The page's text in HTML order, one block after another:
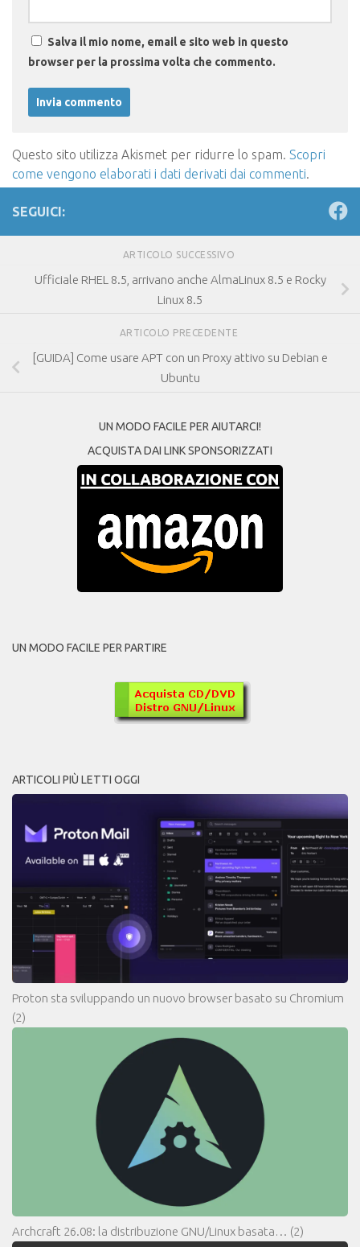
Salva il mio nome, email e sito web in questo
browser per la prossima volta che commento.
Questo sito utilizza Akismet per ridurre lo spam. Scopri
come vengono elaborati i dati derivati dai commenti.
SEGUICI:
ARTICOLO SUCCESSIVO
Ufficiale RHEL 8.5, arrivano anche AlmaLinux 8.5 e Rocky
Linux 8.5
ARTICOLO PRECEDENTE
[GUIDA] Come usare APT con un Proxy attivo su Debian e
Ubuntu
UN MODO FACILE PER AIUTARCI!
ACQUISTA DAI LINK SPONSORIZZATI
UN MODO FACILE PER PARTIRE
ARTICOLI PIÙ LETTI OGGI
Proton sta sviluppando un nuovo browser basato su Chromium
(2)
Archcraft 26.08: la distribuzione GNU/Linux basata… (2)